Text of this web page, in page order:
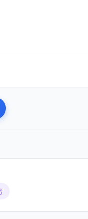
。这意味着人力成本降低